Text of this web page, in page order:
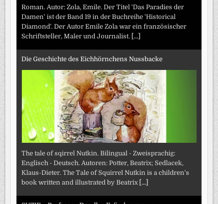
Roman. Autor: Zola, Emile. Der Titel 'Das Paradies der
Damen' ist der Band 19 in der Buchreihe 'Historical
Diamond'. Der Autor Emile Zola war ein französischer
Schriftsteller, Maler und Journalist. [...]
Die Geschichte des Eichhörnchens Nussbacke
The tale of sqirrel Nutkin. Bilingual - Zweisprachig:
Englisch - Deutsch. Autoren: Potter, Beatrix; Sedlacek,
Klaus-Dieter. The Tale of Squirrel Nutkin is a children's
book written and illustrated by Beatrix [...]